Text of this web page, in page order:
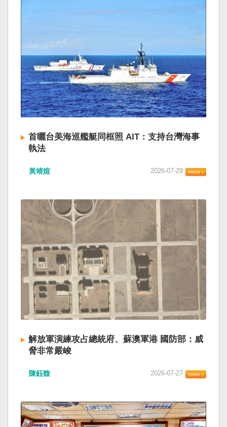
首曬台美海巡艦艇同框照 AIT：支持台灣海事
執法
黃靖媗 2026-07-29
解放軍演練攻占總統府、蘇澳軍港 國防部：威
脅非常嚴峻
陳鈺馥 2026-07-27